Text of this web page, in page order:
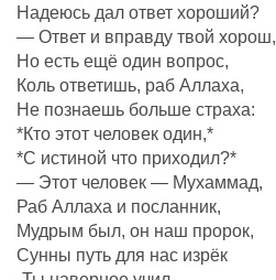
Надеюсь дал ответ хороший?
— Ответ и вправду твой хорош,
Но есть ещё один вопрос,
Коль ответишь, раб Аллаха,
Не познаешь больше страха:
*Кто этот человек один,*
*С истиной что приходил?*
— Этот человек — Мухаммад,
Раб Аллаха и посланник,
Мудрым был, он наш пророк,
Сунны путь для нас изрёк